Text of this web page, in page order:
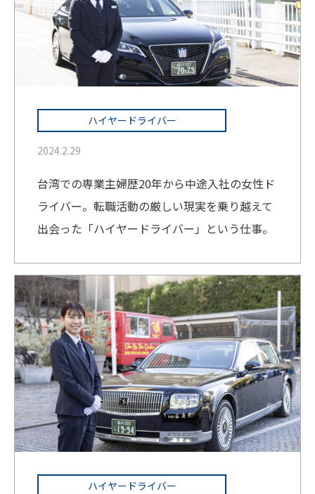
ハイヤードライバー
2024.2.29
台湾での専業主婦歴20年から中途入社の女性ド
ライバー。転職活動の厳しい現実を乗り越えて
出会った「ハイヤードライバー」という仕事。
ハイヤードライバー